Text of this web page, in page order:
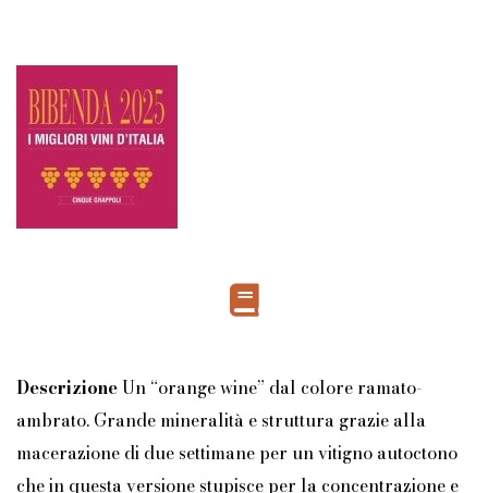
DescrizioneUn “orange wine” dal colore ramato-
ambrato. Grande mineralità e struttura grazie alla
macerazione di due settimane per un vitigno autoctono
che in questa versione stupisce per la concentrazione e